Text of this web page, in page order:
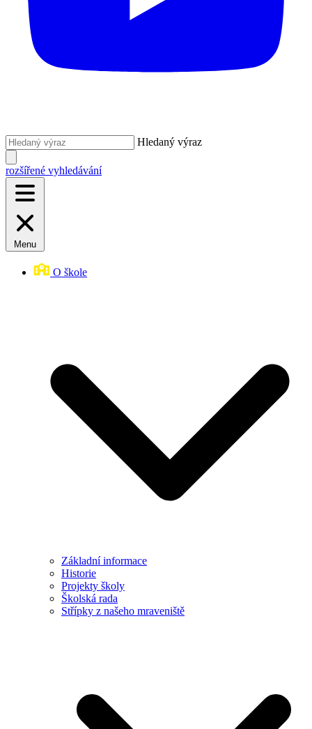
Hledaný výraz
rozšířené vyhledávání
Menu
O škole
Základní informace
Historie
Projekty školy
Školská rada
Střípky z našeho mraveniště